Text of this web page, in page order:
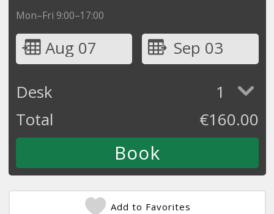
Mon–Fri 9:00–17:00
Aug 07
Sep 03
Desk
1
Total
€160.00
Add to Favorites